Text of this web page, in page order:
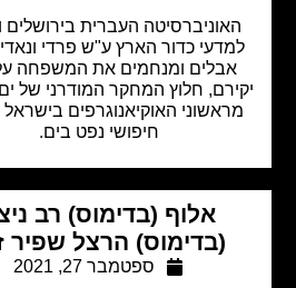
העברית בירושלים והמכון
כדור הארץ ע"ש פרדי ונאדין הרמן
אבלים ומנחמים את המשפחה על מות
חלוץ המחקר המודרני של ים המלח,
האוקיאנוגרפים בישראל ומוביל
חיפושי נפט בים.
אלוף (בדימוס) רב ניצב
(בדימוס) הרצל שפיר ז"ל
ספטמבר 27, 2021